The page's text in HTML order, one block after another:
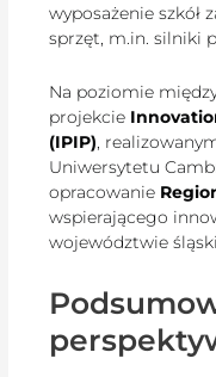
wyposażenie szkół
sprzęt, m.in. silniki
Na poziomie
projekcie
(IPIP),
Uniwersytetu
opracowanie
wspierającego
województwie